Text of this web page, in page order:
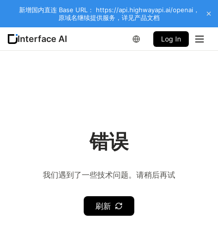
新增国内直连 Base URL： https://api.highwayapi.ai/openai，
原域名继续提供服务，详见产品文档
Interface AI Log In
错误
我们遇到了一些技术问题。请稍后再试
刷新